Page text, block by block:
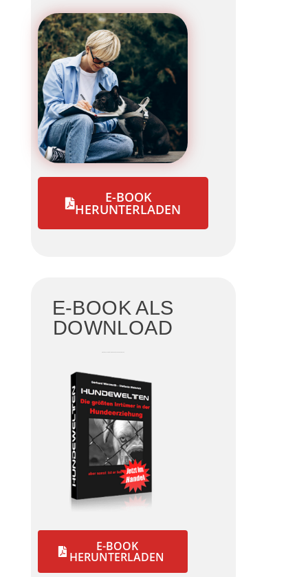
E-BOOK
HERUNTERLADEN
E-BOOK ALS
DOWNLOAD
E-BOOK
HERUNTERLADEN